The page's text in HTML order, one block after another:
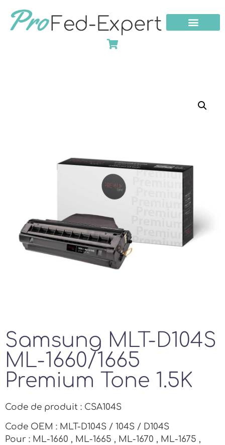
Samsung MLT-D104S
ML-1660/1665
Premium Tone 1.5K
Code de produit : CSA104S
Code OEM : MLT-D104S / 104S / D104S
Pour : ML-1660 , ML-1665 , ML-1670 , ML-1675 ,